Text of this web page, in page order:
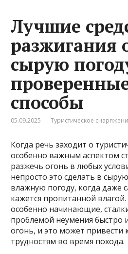
Лучшие
разжигания
сырую
способы
05.09.2025 Туристическое
Когда речь заходит о
особенно важным аспектом
разжечь огонь в любых
непросто это сделать в
влажную погоду, когда даже
кажется пропитанной
особенно начинающие,
проблемой неумения быстро
огонь, и это может привести
трудностям во время похода.